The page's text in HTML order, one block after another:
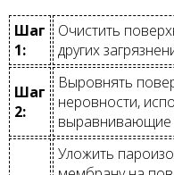
Шаг
1:
Очистить
других
Шаг
2:
Выровнять
неровности,
выравнивающие
Уложить